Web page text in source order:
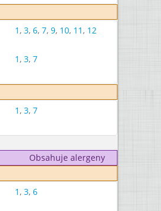
1, 3, 6, 7, 9, 10, 11, 12
1, 3, 7
1, 3, 7
Obsahuje alergeny
1, 3, 6